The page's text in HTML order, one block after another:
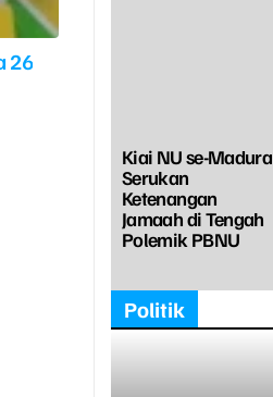
26
Kiai NU se-Madura
Serukan
Ketenangan
Jamaah di Tengah
Polemik PBNU
Politik